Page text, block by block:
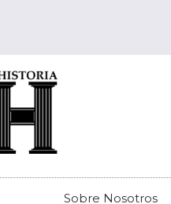
Sobre Nosotros